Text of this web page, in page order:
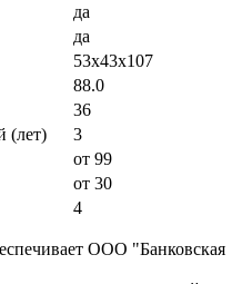
да
да
53x43x107
88.0
36
(лет)
3
от 99
от 30
4
ООО "Банковская